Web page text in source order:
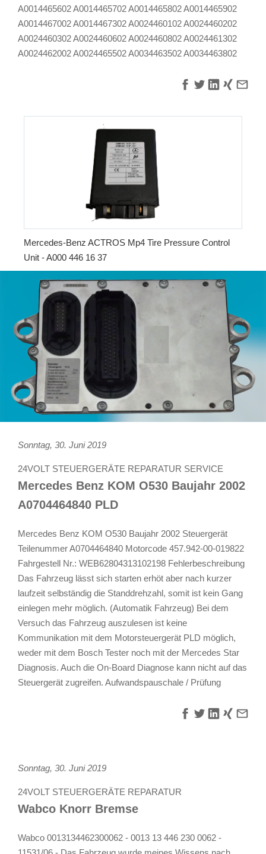
A0014465602 A0014465702 A0014465802 A0014465902
A0014467002 A0014467302 A0024460102 A0024460202
A0024460302 A0024460602 A0024460802 A0024461302
A0024462002 A0024465502 A0034463502 A0034463802
Mercedes-Benz ACTROS Mp4 Tire Pressure Control
Unit - A000 446 16 37
Sonntag, 30. Juni 2019
24VOLT STEUERGERÄTE REPARATUR SERVICE
Mercedes Benz KOM O530 Baujahr 2002
A0704464840 PLD
Mercedes Benz KOM O530 Baujahr 2002 Steuergerät
Teilenummer A0704464840 Motorcode 457.942-00-019822
Fahrgestell Nr.: WEB62804313102198 Fehlerbeschreibung
Das Fahrzeug lässt sich starten erhöt aber nach kurzer
laufzeit selbständig die Standdrehzahl, somit ist kein Gang
einlegen mehr möglich. (Automatik Fahrzeug) Bei dem
Versuch das Fahrzeug auszulesen ist keine
Kommunikation mit dem Motorsteuergerät PLD möglich,
weder mit dem Bosch Tester noch mit der Mercedes Star
Diagnosis. Auch die On-Board Diagnose kann nicht auf das
Steuergerät zugreifen. Aufwandspauschale / Prüfung
Sonntag, 30. Juni 2019
24VOLT STEUERGERÄTE REPARATUR
Wabco Knorr Bremse
Wabco 0013134462300062 - 0013 13 446 230 0062 -